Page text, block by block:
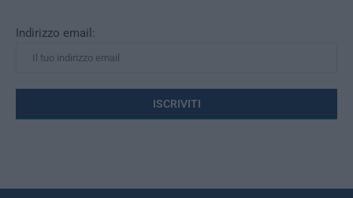
Indirizzo email: